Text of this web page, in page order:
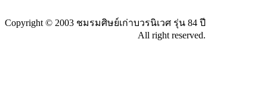
Copyright © 2003 ชมรมศิษย์เก่าบวรนิเวศ รุ่น 84 ปี
All right reserved.